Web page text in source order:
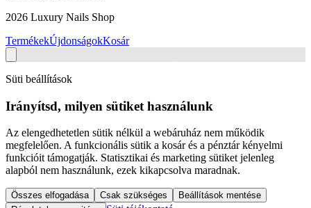
2026 Luxury Nails Shop
TermékekÚjdonságokKosár
Süti beállítások
Irányítsd, milyen sütiket használunk
Az elengedhetetlen sütik nélkül a webáruház nem működik
megfelelően. A funkcionális sütik a kosár és a pénztár kényelmi
funkcióit támogatják. Statisztikai és marketing sütiket jelenleg
alapból nem használunk, ezek kikapcsolva maradnak.
Összes elfogadása Csak szükséges
Beállítások mentése